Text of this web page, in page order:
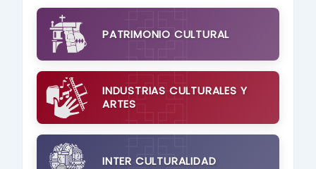
PATRIMONIO CULTURAL
INDUSTRIAS CULTURALES Y
ARTES
INTER CULTURALIDAD